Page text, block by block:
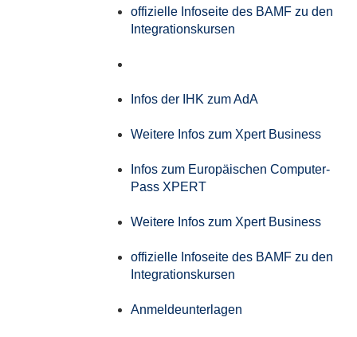
offizielle Infoseite des BAMF zu den
Integrationskursen
Infos der IHK zum AdA
Weitere Infos zum Xpert Business
Infos zum Europäischen Computer-
Pass XPERT
Weitere Infos zum Xpert Business
offizielle Infoseite des BAMF zu den
Integrationskursen
Anmeldeunterlagen